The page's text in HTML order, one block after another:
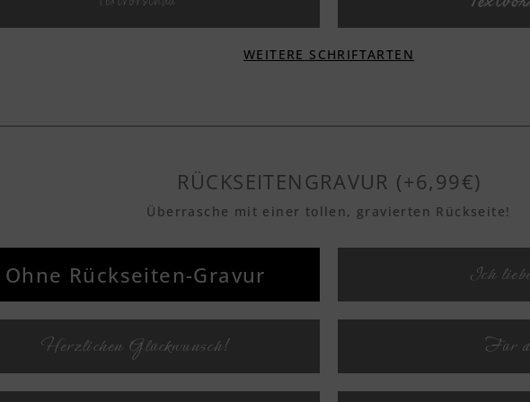
Textvorschau
Textvorschau
Textvorschau
WEITERE SCHRIFTARTEN
RÜCKSEITENGRAVUR (+6,99€)
Überrasche mit einer tollen, gravierten Rückseite!
Ohne Rückseiten-Gravur Ich
Herzlichen Glückwunsch! Für